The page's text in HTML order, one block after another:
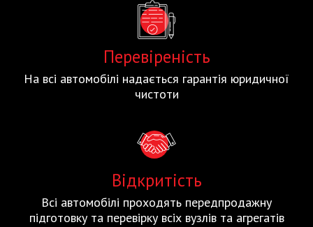
Перевіреність
На всі автомобілі надається гарантія юридичної
чистоти
Відкритість
Всі автомобілі проходять передпродажну
підготовку та перевірку всіх вузлів та агрегатів